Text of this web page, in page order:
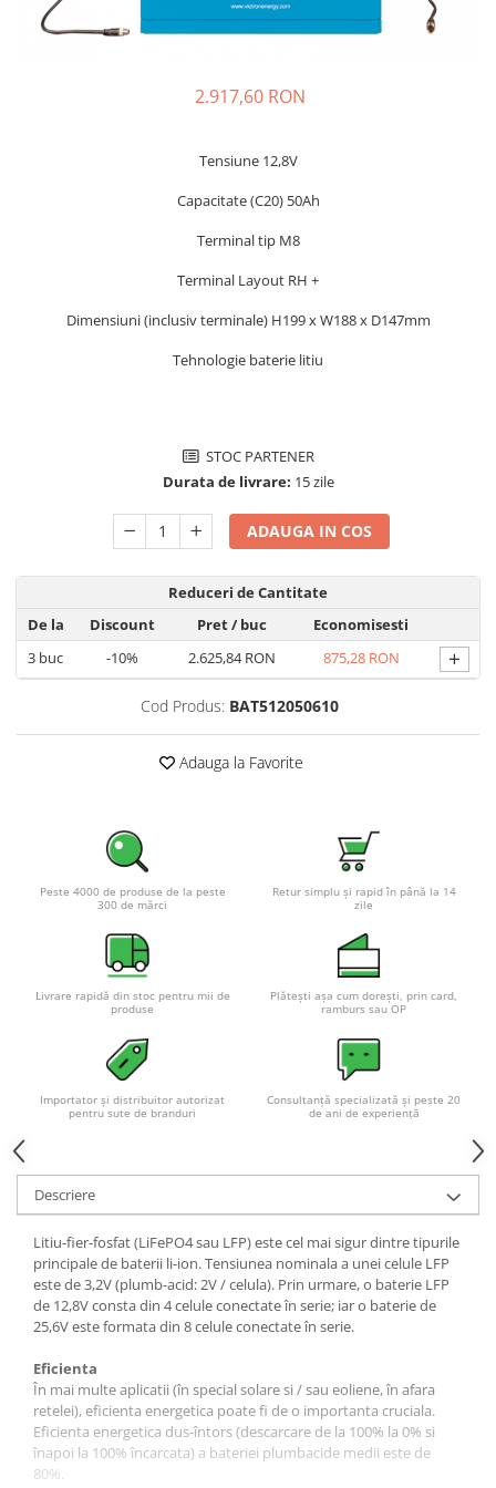
Incarcatoare acumulatori
Panouri fotovoltaice si accesorii
Sisteme prindere panouri
Controlere solare
Sisteme de stocare energie
Pachete complete stocare energie
Sisteme de Stocare Comerciale
Sisteme fotovoltaice complete
Sisteme fotovoltaice de putere
mica (rulota/caravan/case de
vacanta)
Sisteme fotovoltaice profesionale
Pachete sisteme fotovoltaice
Statii de incarcare vehicule
electrice
Turbine eoliene pentru casă
Acumulatori VRLA AGM/GEL /
Tractiune / LiFePo4
Baterii si acumulatori gel si VRLA
Baterii si acumulatori AGM VRLA
Acumulatori Moto, ATV
GEL
Li-Ion
SLA AGM (Sealed Lead Acid)
Deep Cycle - Tractiune/Semi-
Tractiune
Marine & Caravan
APC
Pachete acumulatori VRLA
Sisteme de management (BMS)
2.917,60 RON
Tensiune 12,8V
Capacitate (C20) 50Ah
Terminal tip M8
Terminal Layout RH +
Dimensiuni (inclusiv terminale) H199 x W188 x D147mm
Tehnologie baterie litiu
STOC PARTENER
Durata de livrare: 15 zile
ADAUGA IN COS
Reduceri de Cantitate
De la
Discount Pret/ buc
Economisesti
3 buc -10% 2.625,84 RON 875,28 RON +
Cod Produs: BAT512050610
Adauga la Favorite
Peste 4000 de produse de la peste
300 de mărci
Retur simplu și rapid în până la 14
zile
Livrare rapidă din stoc pentru mii de
produse
Plătești așa cum dorești, prin card,
ramburs sau OP
Importator și distribuitor autorizat
pentru sute de branduri
Consultanță specializată și peste 20
de ani de experiență
Descriere
Litiu-fier-fosfat (LiFePO4 sau LFP) este cel mai sigur dintre tipurile
principale de baterii li-ion. Tensiunea nominala a unei celule LFP
este de 3,2V (plumb-acid: 2V / celula). Prin urmare, o baterie LFP
de 12,8V consta din 4 celule conectate în serie; iar o baterie de
25,6V este formata din 8 celule conectate în serie.
Eficienta
În mai multe aplicatii (în special solare si / sau eoliene, în afara
retelei), eficienta energetica poate fi de o importanta cruciala.
Eficienta energetica dus-întors (descarcare de la 100% la 0% si
înapoi la 100% încarcata) a bateriei plumbacide medii este de
80%.